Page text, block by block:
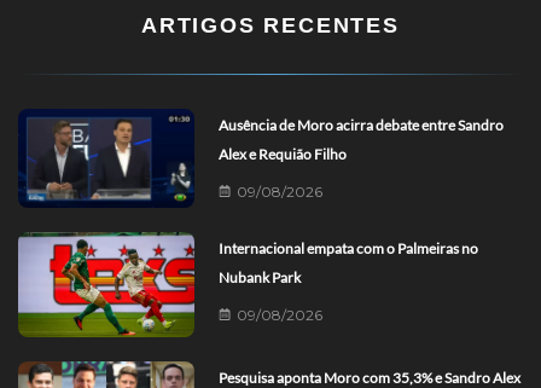
ARTIGOS RECENTES
Ausência de Moro acirra debate entre Sandro
Alex e Requião Filho
09/08/2026
Internacional empata com o Palmeiras no
Nubank Park
09/08/2026
Pesquisa aponta Moro com 35,3% e Sandro Alex